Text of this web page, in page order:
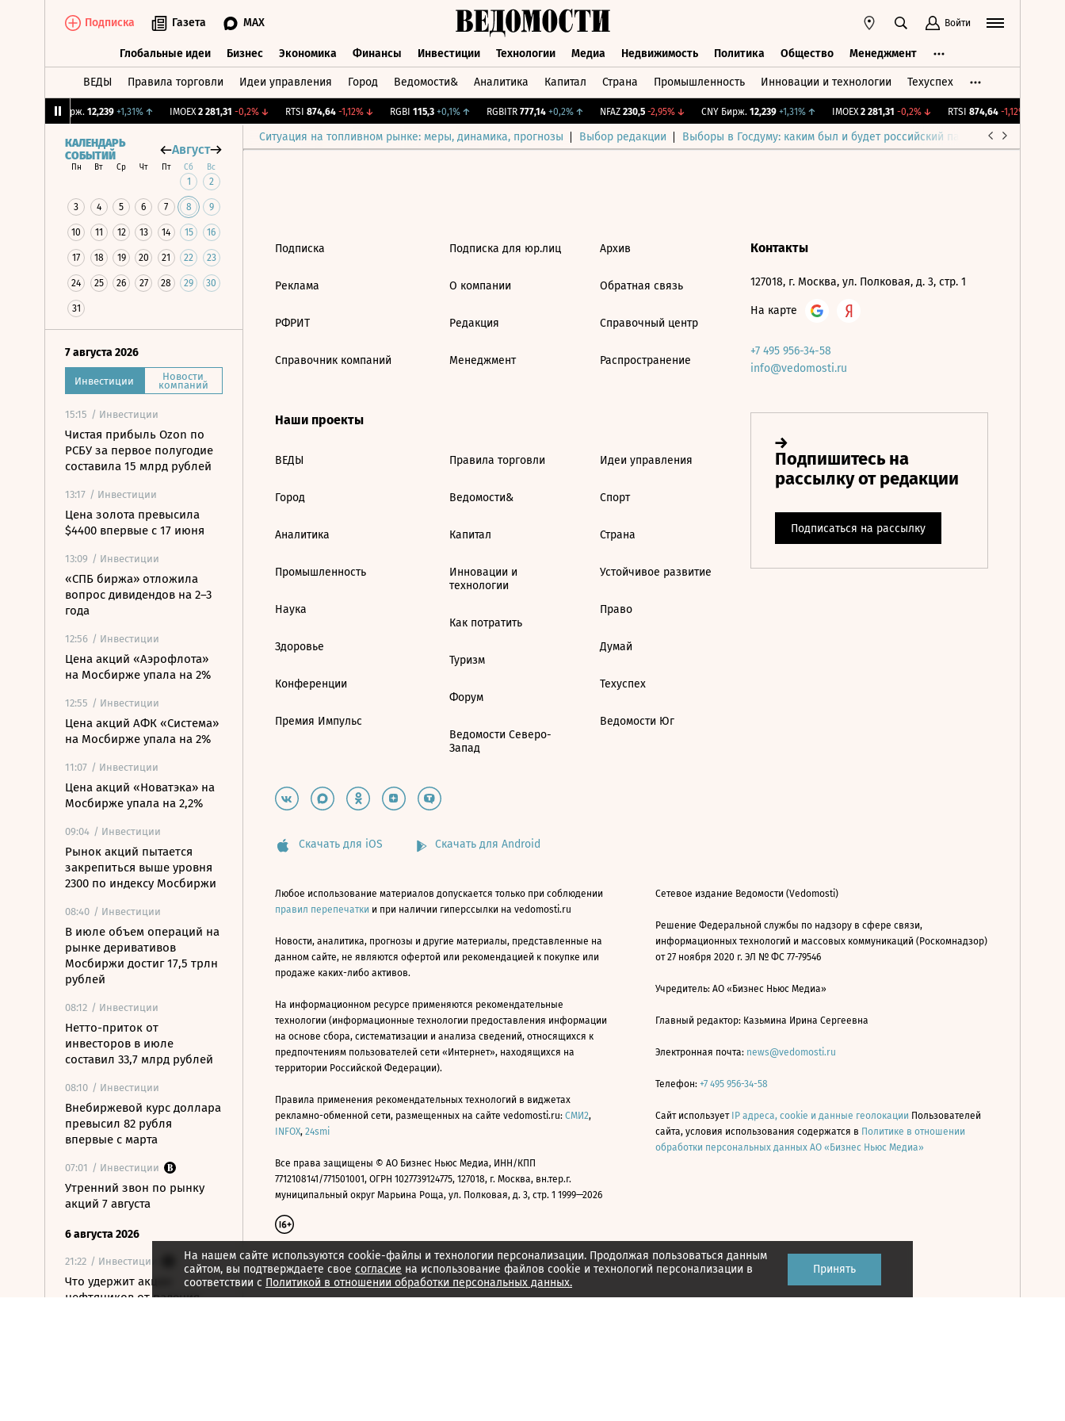
Подписка Газета MAX Войти
Глобальные идеи Бизнес Экономика Финансы Инвестиции Технологии Медиа Недвижимость Политика Общество Менеджмент
ВЕДЫ Правила торговли Идеи управления Город Ведомости& Аналитика Капитал Страна Промышленность Инновации и технологии Техуспех
CNY Бирж. 12,239 +1,31%↑ IMOEX 2 281,31 -0,2%↓ RTSI 874,64 -1,12%↓ RGBI 115,3 +0,1%↑ RGBITR 777,14 +0,2%↑ NFAZ 230,5 -2,95%↓ CNY Бирж. 12,239 +1,31%↑ IMOEX 2 281,31 -0,2%↓ RTSI 874,64 -1,12%
Ситуация на топливном рынке: меры, динамика, прогнозы Выбор редакции Выборы в Госдуму: каким был и будет российский парламент
КАЛЕНДАРЬ
СОБЫТИЙ
Август
Пн Вт Ср Чт Пт Сб Вс
1 2
3 4 5 6 7 8 9
10 11 12 13 14 15 16
17 18 19 20 21 22 23
24 25 26 27 28 29 30
31
7 августа 2026
Инвестиции Новости
компаний
15:15 / Инвестиции
Чистая прибыль Ozon по
РСБУ за первое полугодие
составила 15 млрд рублей
13:17 / Инвестиции
Цена золота превысила
$4400 впервые с 17 июня
13:09 / Инвестиции
«СПБ биржа» отложила
вопрос дивидендов на 2–3
года
12:56 / Инвестиции
Цена акций «Аэрофлота»
на Мосбирже упала на 2%
12:55 / Инвестиции
Цена акций АФК «Система»
на Мосбирже упала на 2%
11:07 / Инвестиции
Цена акций «Новатэка» на
Мосбирже упала на 2,2%
09:04 / Инвестиции
Рынок акций пытается
закрепиться выше уровня
2300 по индексу Мосбиржи
08:40 / Инвестиции
В июле объем операций на
рынке деривативов
Мосбиржи достиг 17,5 трлн
рублей
08:12 / Инвестиции
Нетто-приток от
инвесторов в июле
составил 33,7 млрд рублей
08:10 / Инвестиции
Внебиржевой курс доллара
превысил 82 рубля
впервые с марта
07:01 / Инвестиции
Утренний звон по рынку
акций 7 августа
6 августа 2026
21:22 / Инвестиции
Что удержит акции
нефтяников от падения
На нашем сайте используются cookie-файлы и технологии персонализации. Продолжая пользоваться данным
сайтом, вы подтверждаете свое согласие на использование файлов cookie и технологий персонализации в
соответствии с Политикой в отношении обработки персональных данных.
Принять
Подписка
Реклама
РФРИТ
Справочник компаний
Подписка для юр.лиц
О компании
Редакция
Менеджмент
Архив
Обратная связь
Справочный центр
Распространение
Наши проекты
ВЕДЫ
Город
Аналитика
Промышленность
Наука
Здоровье
Конференции
Премия Импульс
Правила торговли
Ведомости&
Капитал
Инновации и
технологии
Как потратить
Туризм
Форум
Ведомости Северо-
Запад
Идеи управления
Спорт
Страна
Устойчивое развитие
Право
Думай
Техуспех
Ведомости Юг
Контакты
127018, г. Москва, ул. Полковая, д. 3, стр. 1
На карте
+7 495 956-34-58
info@vedomosti.ru
Скачать для iOS Скачать для Android
Любое использование материалов допускается только при соблюдении
правил перепечатки и при наличии гиперссылки на vedomosti.ru
Новости, аналитика, прогнозы и другие материалы, представленные на
данном сайте, не являются офертой или рекомендацией к покупке или
продаже каких-либо активов.
На информационном ресурсе применяются рекомендательные
технологии (информационные технологии предоставления информации
на основе сбора, систематизации и анализа сведений, относящихся к
предпочтениям пользователей сети «Интернет», находящихся на
территории Российской Федерации).
Правила применения рекомендательных технологий в виджетах
рекламно-обменной сети, размещенных на сайте vedomosti.ru: СМИ2,
INFOX, 24smi
Все права защищены © АО Бизнес Ньюс Медиа, ИНН/КПП
7712108141/771501001, ОГРН 1027739124775, 127018, г. Москва, вн.тер.г.
муниципальный округ Марьина Роща, ул. Полковая, д. 3, стр. 1 1999—2026
Сетевое издание Ведомости (Vedomosti)
Решение Федеральной службы по надзору в сфере связи,
информационных технологий и массовых коммуникаций (Роскомнадзор)
от 27 ноября 2020 г. ЭЛ № ФС 77-79546
Учредитель: АО «Бизнес Ньюс Медиа»
Главный редактор: Казьмина Ирина Сергеевна
Электронная почта: news@vedomosti.ru
Телефон: +7 495 956-34-58
Сайт использует IP адреса, cookie и данные геолокации Пользователей
сайта, условия использования содержатся в Политике в отношении
обработки персональных данных АО «Бизнес Ньюс Медиа»